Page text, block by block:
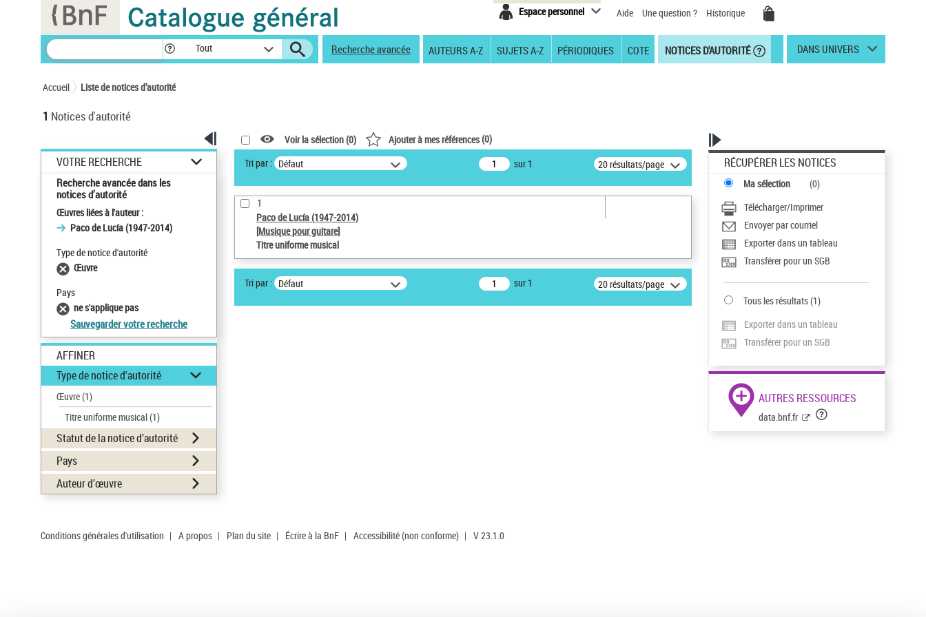
Espace personnel Aide Une question ? Historique
Tout Recherche avancée AUTEURS A-Z SUJETS A-Z PÉRIODIQUES COTE NOTICES D'AUTORITÉ DANS UNIVERS
Accueil Liste de notices d’autorité
1 Notices d'autorité
VOTRE RECHERCHE
Recherche avancée dans les
notices d’autorité
Œuvres liées à l'auteur :
Paco de Lucía (1947-2014)
Type de notice d'autorité
Œuvre
Pays
ne s'applique pas
Sauvegarder votre recherche
AFFINER
Type de notice d'autorité
Œuvre(1)
Titre uniforme musical(1)
Statut de la notice d’autorité
Pays
Auteur d’œuvre
Voir la sélection (0) Ajouter à mes références(0)
Tri par : Défaut sur 1 20 résultats/page
1
Paco de Lucía (1947-2014)
[Musique pour guitare]
Titre uniforme musical
Tri par : Défaut sur 1 20 résultats/page
RÉCUPÉRER LES NOTICES
Ma sélection (0)
Télécharger/Imprimer
Envoyer par courriel
Exporter dans un tableau
Transférer pour un SGB
Tous les résultats(1)
Exporter dans un tableau
Transférer pour un SGB
AUTRES RESSOURCES
data.bnf.fr
Conditions générales d'utilisation | A propos | Plan du site | Écrire à la BnF | Accessibilité (non conforme) | V 23.1.0
Panneau de gestion des cookies